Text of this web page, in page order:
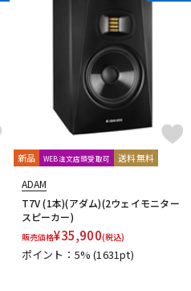
電子ピアノ
その他楽器
DTM
新品 WEB注文店頭受取可 送料無料
ADAM
T7V (1本)(アダム)(2ウェイモニター
スピーカー)
販売価格¥35,900(税込)
ポイント：5%(1631pt)